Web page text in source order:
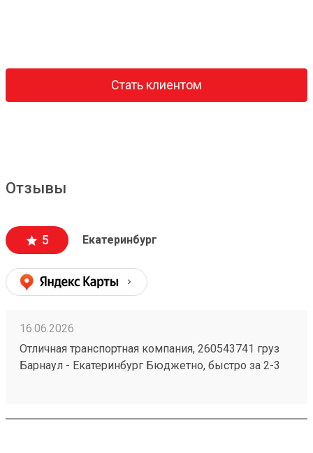
Стать клиентом
Отзывы
5 Екатеринбург
16.06.2026
Отличная транспортная компания, 260543741 груз
Барнаул - Екатеринбург Бюджетно, быстро за 2-3
плохого и неприятного момента не могу вспомнить.